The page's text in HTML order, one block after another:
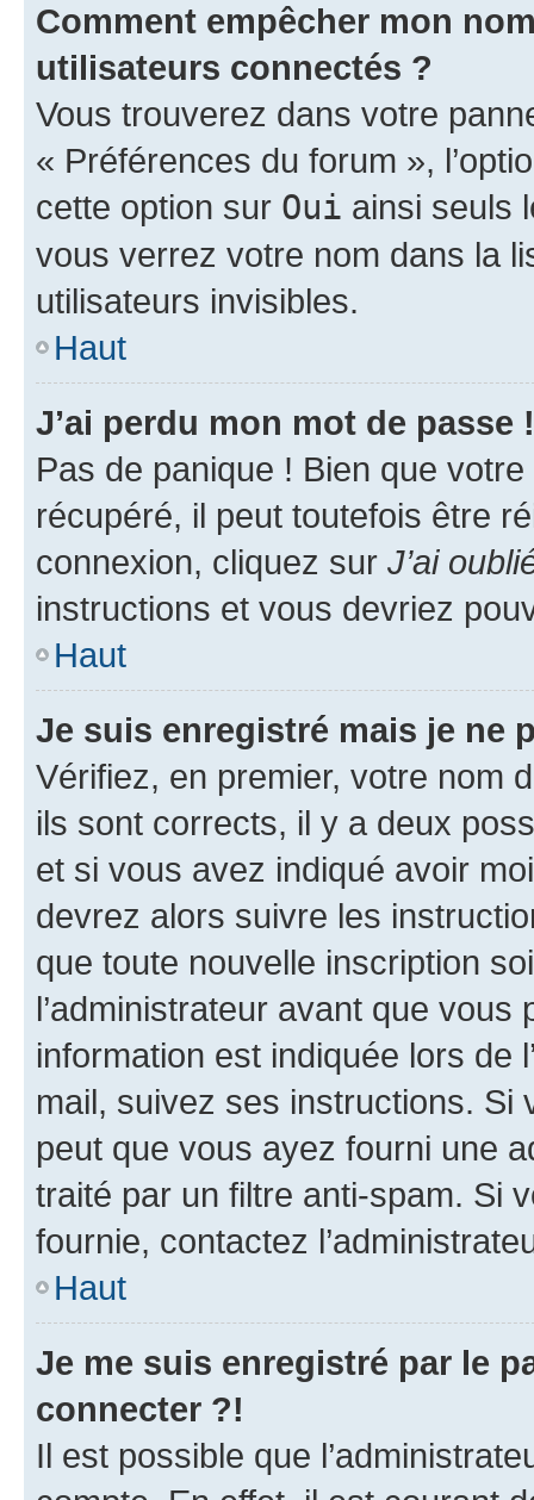
Comment empêcher mon
utilisateurs connectés ?
Vous trouverez dans votre
« Préférences du forum »,
cette option sur Oui ainsi seuls
vous verrez votre nom dans la
utilisateurs invisibles.
Haut
J’ai perdu mon mot de passe !
Pas de panique ! Bien que
récupéré, il peut toutefois être
connexion, cliquez sur J’ai
instructions et vous devriez
Haut
Je suis enregistré mais je ne
Vérifiez, en premier, votre nom
ils sont corrects, il y a deux
et si vous avez indiqué avoir
devrez alors suivre les
que toute nouvelle inscription
l’administrateur avant que
information est indiquée lors de
mail, suivez ses instructions. Si
peut que vous ayez fourni une
traité par un filtre anti-spam. Si
fournie, contactez
Haut
Je me suis enregistré par le
connecter ?!
Il est possible que